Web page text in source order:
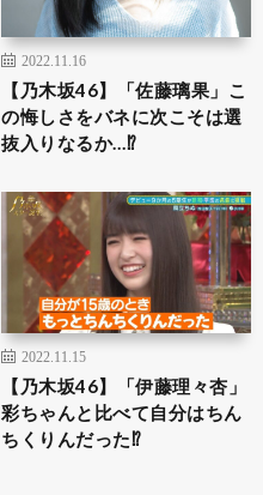
2022.11.16
【乃木坂46】「佐藤璃果」こ
の悔しさをバネに次こそは選
抜入りなるか…⁉︎
2022.11.15
【乃木坂46】「伊藤理々杏」
彩ちゃんと比べて自分はちん
ちくりんだった⁉︎